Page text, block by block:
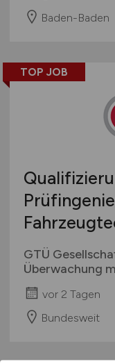
Baden-Baden
TOP JOB
GTÜ
Überwachung
vor 2 Tagen
Bundesweit